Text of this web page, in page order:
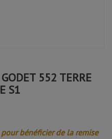
552 TERRE
S1
bénéficier de la remise